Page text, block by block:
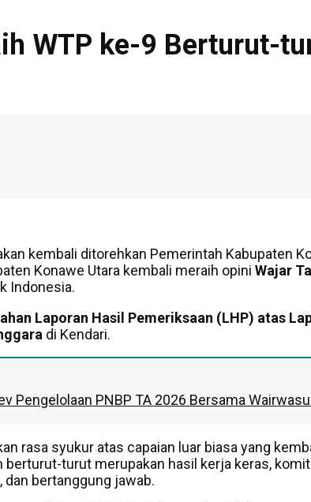
WTP ke-9 Berturut-
kembali ditorehkan Pemerintah Kabupaten
Konawe Utara kembali meraih opini Wajar
Indonesia.
Laporan Hasil Pemeriksaan (LHP) atas
di Kendari.
Pengelolaan PNBP TA 2026 Bersama
rasa syukur atas capaian luar biasa yang
turut merupakan hasil kerja keras,
bertanggung jawab.